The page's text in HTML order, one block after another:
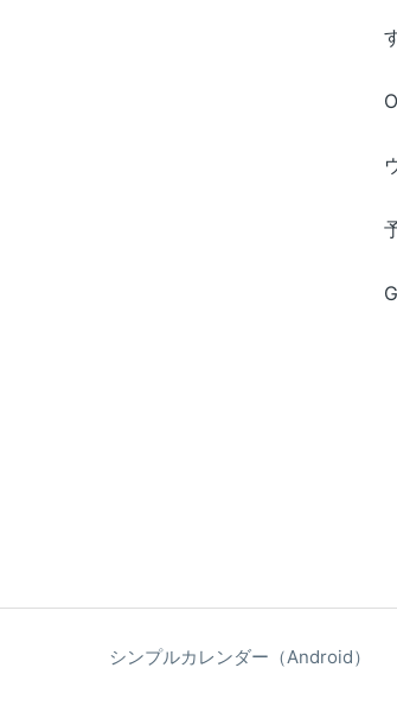
シンプルカレンダー（Android）